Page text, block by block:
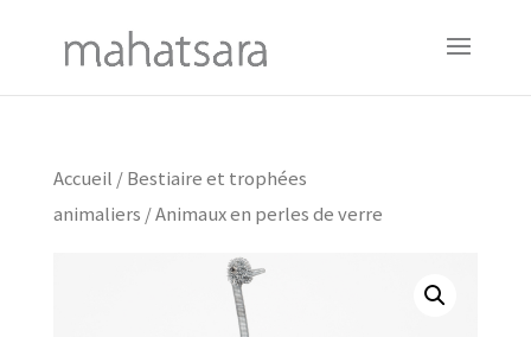
Accueil /Bestiaire et trophées
animaliers / Animaux en perles de verre